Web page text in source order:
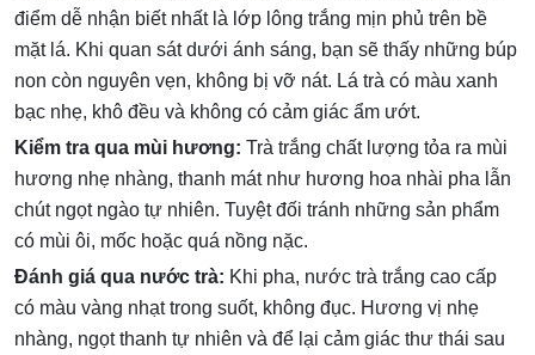
điểm dễ nhận biết nhất là lớp lông trắng mịn phủ trên bề
mặt lá. Khi quan sát dưới ánh sáng, bạn sẽ thấy những búp
non còn nguyên vẹn, không bị vỡ nát. Lá trà có màu xanh
bạc nhẹ, khô đều và không có cảm giác ẩm ướt.
Kiểm tra qua mùi hương: Trà trắng chất lượng tỏa ra mùi
hương nhẹ nhàng, thanh mát như hương hoa nhài pha lẫn
chút ngọt ngào tự nhiên. Tuyệt đối tránh những sản phẩm
có mùi ôi, mốc hoặc quá nồng nặc.
Đánh giá qua nước trà: Khi pha, nước trà trắng cao cấp
có màu vàng nhạt trong suốt, không đục. Hương vị nhẹ
nhàng, ngọt thanh tự nhiên và để lại cảm giác thư thái sau